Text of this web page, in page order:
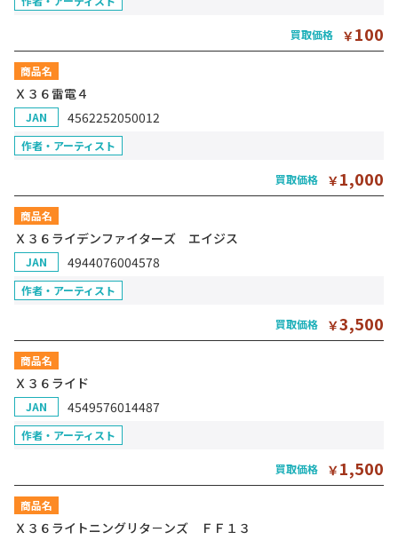
買取価格 ￥100
商品名
Ｘ３６雷電４
JAN 4562252050012
作者・アーティスト
買取価格 ￥1,000
商品名
Ｘ３６ライデンファイターズ エイジス
JAN 4944076004578
作者・アーティスト
買取価格 ￥3,500
商品名
Ｘ３６ライド
JAN 4549576014487
作者・アーティスト
買取価格 ￥1,500
商品名
Ｘ３６ライトニングリタ－ンズ ＦＦ１３